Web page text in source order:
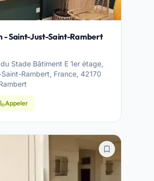
- Saint-Just-Saint-Rambert
Stade Bâtiment E 1er étage,
Rambert, France, 42170
Appeler